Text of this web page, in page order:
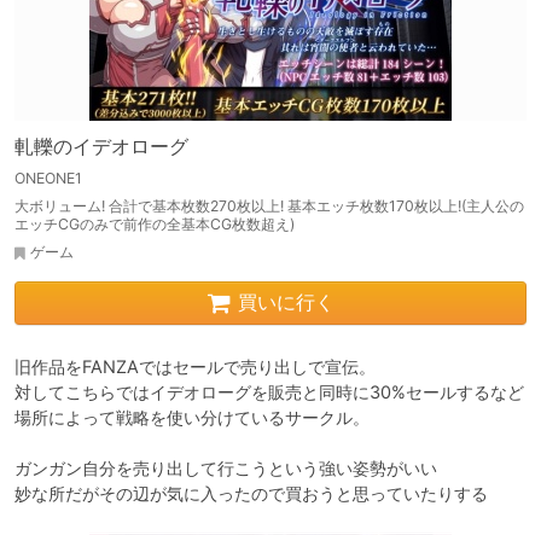
軋轢のイデオローグ
ONEONE1
大ボリューム! 合計で基本枚数270枚以上! 基本エッチ枚数170枚以上!(主人公の
エッチCGのみで前作の全基本CG枚数超え)
ゲーム
買いに行く
旧作品をFANZAではセールで売り出しで宣伝。
対してこちらではイデオローグを販売と同時に30%セールするなど
場所によって戦略を使い分けているサークル。
ガンガン自分を売り出して行こうという強い姿勢がいい
妙な所だがその辺が気に入ったので買おうと思っていたりする